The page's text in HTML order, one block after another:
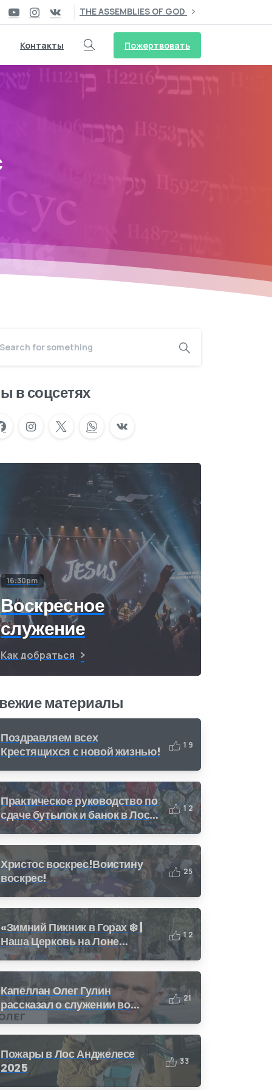
THE ASSEMBLIES OF GOD
Контакты Пожертвовать
в соцсетях
16:30pm
Воскресное
служение
Как добраться
материалы
Поздравляем всех
Крестящихся с новой жизнью!
1 9
Практическое руководство по
сдаче бутылок и банок в Лос-
Анджелесе: Как получить
деньги за переработку (CRV)
1 2
Христос воскрес!Воистину
воскрес!
25
«Зимний Пикник в Горах ❄️ |
Наша Церковь на Лоне
Природы»
1 2
Капеллан Олег Гулин
рассказал о служении во
время пожара в Калифорнии
21
Пожары в Лос Анджелесе
2025
33